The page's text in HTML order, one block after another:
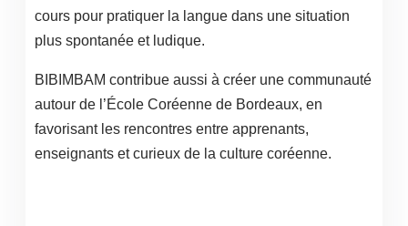
cours pour pratiquer la langue dans une situation
plus spontanée et ludique.
BIBIMBAM contribue aussi à créer une communauté
autour de l’École Coréenne de Bordeaux, en
favorisant les rencontres entre apprenants,
enseignants et curieux de la culture coréenne.